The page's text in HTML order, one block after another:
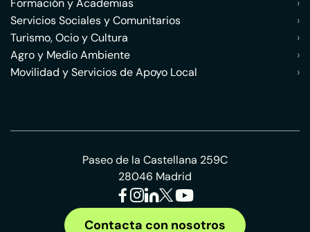
Formación y Academias
›
Servicios Sociales y Comunitarios
›
Turismo, Ocio y Cultura
›
Agro y Medio Ambiente
›
Movilidad y Servicios de Apoyo Local
›
Paseo de la Castellana 259C
28046 Madrid
Contacta con nosotros